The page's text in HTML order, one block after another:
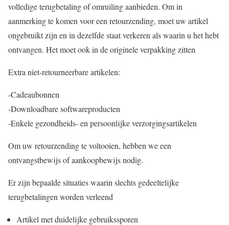
volledige terugbetaling of omruiling aanbieden. Om in
aanmerking te komen voor een retourzending, moet uw artikel
ongebruikt zijn en in dezelfde staat verkeren als waarin u het hebt
ontvangen. Het moet ook in de originele verpakking zitten
Extra niet-retourneerbare artikelen:
-Cadeaubonnen
-Downloadbare softwareproducten
-Enkele gezondheids- en persoonlijke verzorgingsartikelen
Om uw retourzending te voltooien, hebben we een
ontvangstbewijs of aankoopbewijs nodig.
Er zijn bepaalde situaties waarin slechts gedeeltelijke
terugbetalingen worden verleend
Artikel met duidelijke gebruikssporen